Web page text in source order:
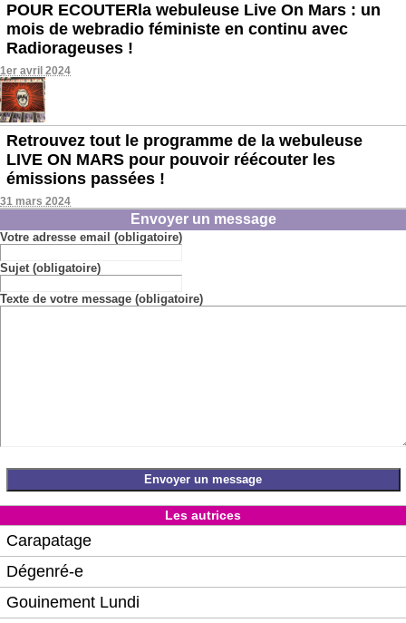
POUR ECOUTERla webuleuse Live On Mars : un
mois de webradio féministe en continu avec
Radiorageuses !
1er avril 2024
Retrouvez tout le programme de la webuleuse
LIVE ON MARS pour pouvoir réécouter les
émissions passées !
31 mars 2024
Envoyer un message
Votre adresse email (obligatoire)
Sujet (obligatoire)
Texte de votre message (obligatoire)
Les autrices
Carapatage
Dégenré-e
Gouinement Lundi